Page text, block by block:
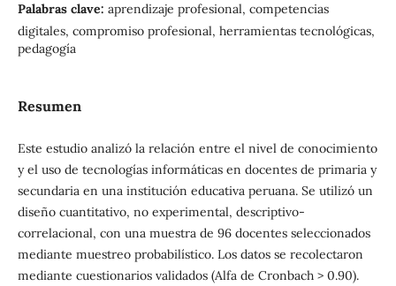
Palabras clave: aprendizaje profesional, competencias
digitales, compromiso profesional, herramientas tecnológicas,
pedagogía
Resumen
Este estudio analizó la relación entre el nivel de conocimiento
y el uso de tecnologías informáticas en docentes de primaria y
secundaria en una institución educativa peruana. Se utilizó un
diseño cuantitativo, no experimental, descriptivo-
correlacional, con una muestra de 96 docentes seleccionados
mediante muestreo probabilístico. Los datos se recolectaron
mediante cuestionarios validados (Alfa de Cronbach > 0.90).